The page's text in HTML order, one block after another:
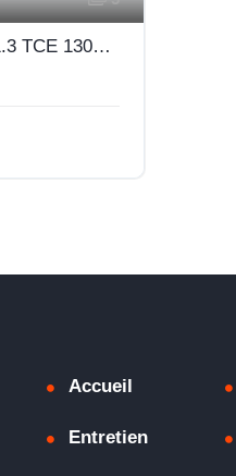
RENAULT CLIO V 1.3 TCE 130CH FAP INTENS EDC
Accueil
Entretien